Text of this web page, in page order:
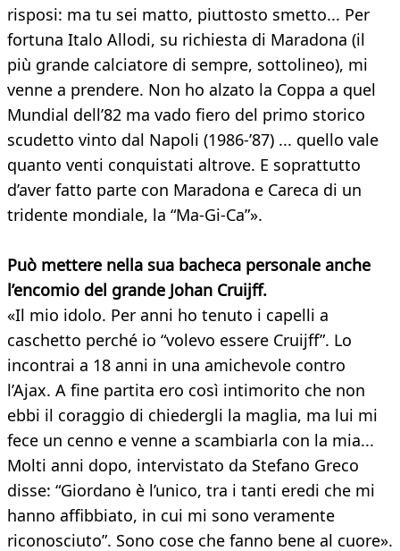
risposi: ma tu sei matto, piuttosto smetto... Per
fortuna Italo Allodi, su richiesta di Maradona (il
più grande calciatore di sempre, sottolineo), mi
venne a prendere. Non ho alzato la Coppa a quel
Mundial dell’82 ma vado fiero del primo storico
scudetto vinto dal Napoli (1986-’87) ... quello vale
quanto venti conquistati altrove. E soprattutto
d’aver fatto parte con Maradona e Careca di un
tridente mondiale, la “Ma-Gi-Ca”».
Può mettere nella sua bacheca personale anche
l’encomio del grande Johan Cruijff.
«Il mio idolo. Per anni ho tenuto i capelli a
caschetto perché io “volevo essere Cruijff”. Lo
incontrai a 18 anni in una amichevole contro
l’Ajax. A fine partita ero così intimorito che non
ebbi il coraggio di chiedergli la maglia, ma lui mi
fece un cenno e venne a scambiarla con la mia...
Molti anni dopo, intervistato da Stefano Greco
disse: “Giordano è l’unico, tra i tanti eredi che mi
hanno affibbiato, in cui mi sono veramente
riconosciuto”. Sono cose che fanno bene al cuore».